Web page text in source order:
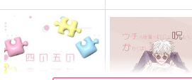
七海建人×五条悟
サンプル
作品詳細